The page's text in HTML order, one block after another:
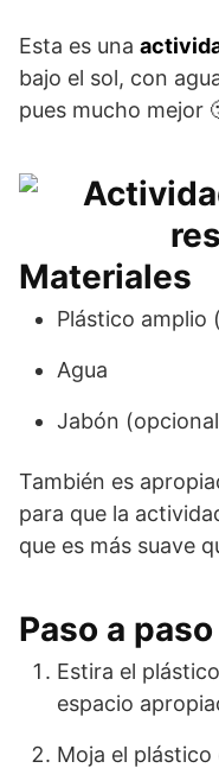
Esta es una
bajo el sol, con
pues mucho mejor
Materiales
Plástico amplio
Agua
Jabón
También es
para que la
que es más suave
Paso a paso
Estira el
espacio
Moja el